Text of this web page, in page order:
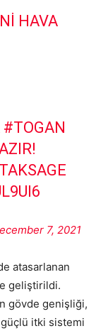
HAVA
#TOGAN
7, 2021
atasarlanan
geliştirildi.
gövde genişliği,
güçlü itki sistemi